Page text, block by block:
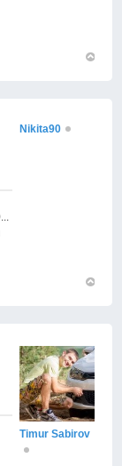
Nikita90
Timur Sabirov